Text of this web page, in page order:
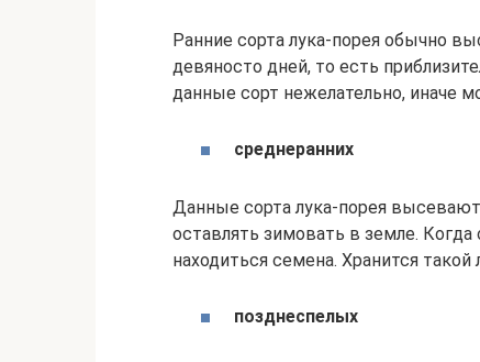
Ранние сорта лука-порея обычно
девяносто дней, то есть
данные сорт нежелательно, иначе
среднеранних
Данные сорта лука-порея
оставлять зимовать в земле. Когда
находиться семена. Хранится
позднеспелых